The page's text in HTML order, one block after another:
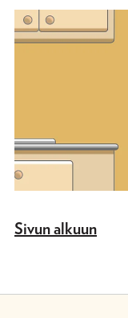
Sivun alkuun